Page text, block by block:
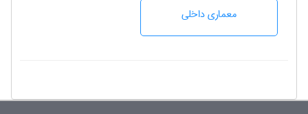
معماری داخلی